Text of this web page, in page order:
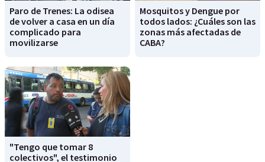
Paro de Trenes: La odisea
de volver a casa en un día
complicado para
movilizarse
Mosquitos y Dengue por
todos lados: ¿Cuáles son las
zonas más afectadas de
CABA?
"Tengo que tomar 8
colectivos", el testimonio